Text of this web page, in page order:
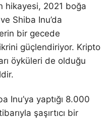
hikayesi, 2021 boğa
Shiba Inu’da
bir gecede
güçlendiriyor. Kripto
öyküleri de olduğu
Inu’ya yaptığı 8.000
şaşırtıcı bir